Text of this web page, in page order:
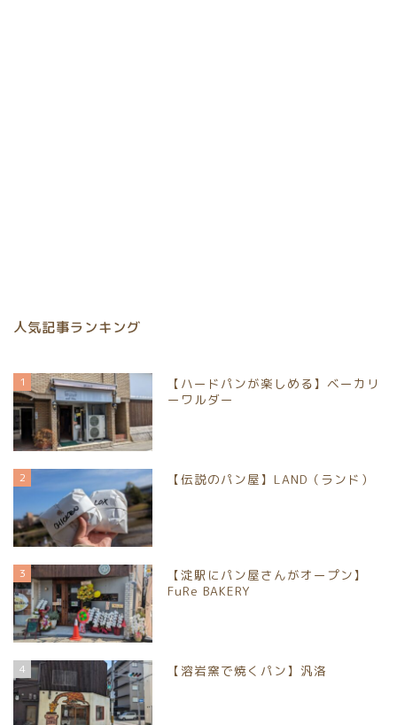
人気記事ランキング
1
【ハードパンが楽しめる】ベーカリ
ーワルダー
2 【伝説のパン屋】LAND（ランド）
3
【淀駅にパン屋さんがオープン】
FuRe BAKERY
4 【溶岩窯で焼くパン】汎洛